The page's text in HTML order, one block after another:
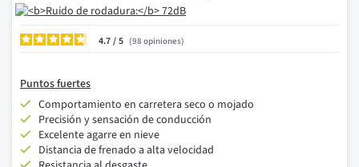
4.7/ 98 opiniones
Puntos fuertes
Comportamiento en carretera seco o mojado
Precisión y sensación de conducción
Excelente agarre en nieve
Distancia de frenado a alta velocidad